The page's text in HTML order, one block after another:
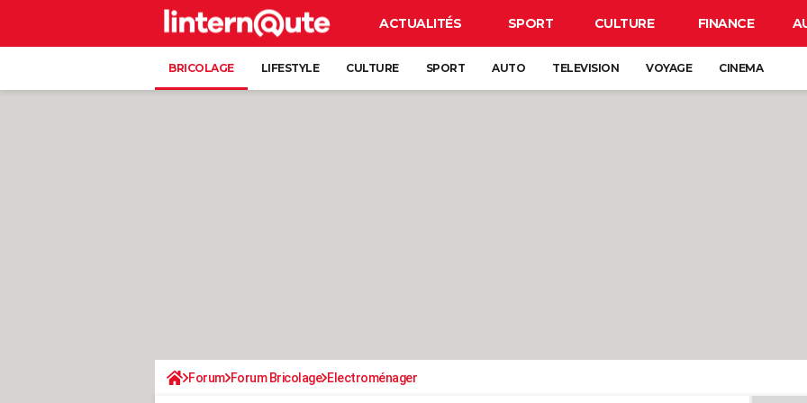
ACTUALITÉS SPORT CULTURE FINANCE
BRICOLAGE LIFESTYLE CULTURE SPORT AUTO TELEVISION VOYAGE CINEMA
Forum Forum Bricolage Electroménager